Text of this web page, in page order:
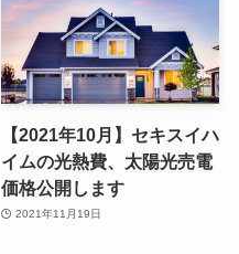
【2021年10月】セキスイハ
イムの光熱費、太陽光売電
価格公開します
2021年11月19日